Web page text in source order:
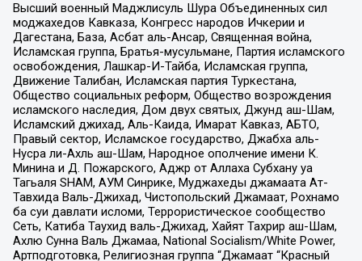
Высший военный Маджлисуль Шура Объединенных сил
моджахедов Кавказа, Конгресс народов Ичкерии и
Дагестана, База, Асбат аль-Ансар, Священная война,
Исламская группа, Братья-мусульмане, Партия исламского
освобождения, Лашкар-И-Тайба, Исламская группа,
Движение Талибан, Исламская партия Туркестана,
Общество социальных реформ, Общество возрождения
исламского наследия, Дом двух святых, Джунд аш-Шам,
Исламский джихад, Аль-Каида, Имарат Кавказ, АБТО,
Правый сектор, Исламское государство, Джабха аль-
Нусра ли-Ахль аш-Шам, Народное ополчение имени К.
Минина и Д. Пожарского, Аджр от Аллаха Субхану уа
Тагьаля SHAM, АУМ Синрике, Муджахеды джамаата Ат-
Тавхида Валь-Джихад, Чистопольский Джамаат, Рохнамо
ба суи давлати исломи, Террористическое сообщество
Сеть, Катиба Таухид валь-Джихад, Хайят Тахрир аш-Шам,
Ахлю Сунна Валь Джамаа, National Socialism/White Power,
Артподготовка, Религиозная группа “Джамаат “Красный